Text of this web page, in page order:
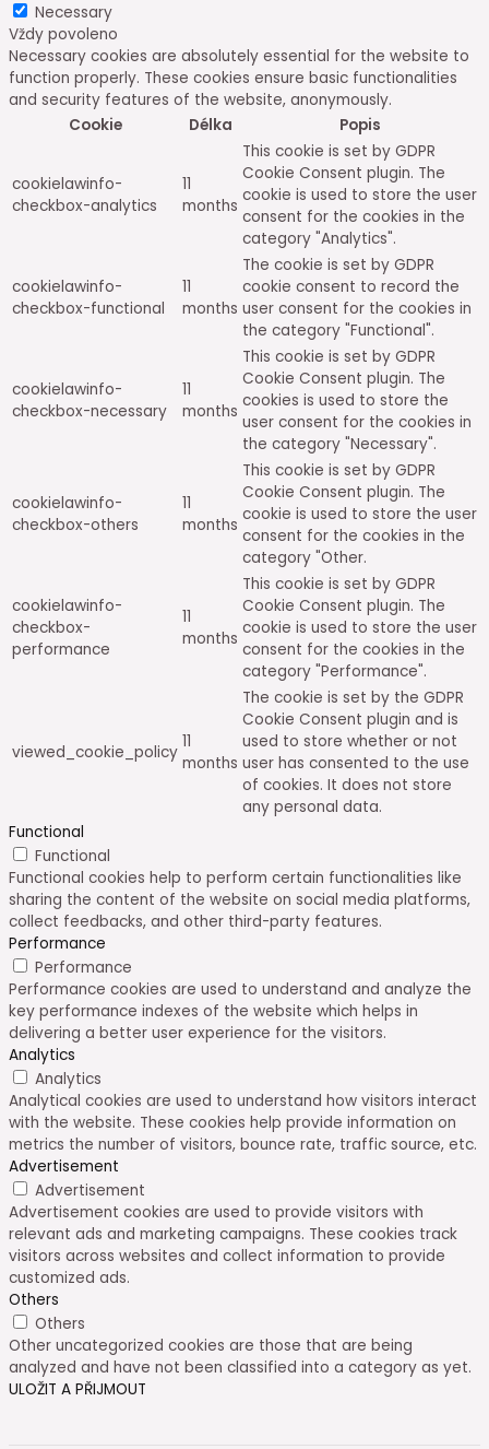
Necessary
Vždy povoleno
Necessary cookies are absolutely essential for the website to
function properly. These cookies ensure basic functionalities
and security features of the website, anonymously.
Cookie
Délka Popis
cookielawinfo-
checkbox-analytics
11
months
This cookie is set by GDPR
Cookie Consent plugin. The
cookie is used to store the user
consent for the cookies in the
category "Analytics".
cookielawinfo-
checkbox-functional
11
months
The cookie is set by GDPR
cookie consent to record the
user consent for the cookies in
the category "Functional".
cookielawinfo-
checkbox-necessary
11
months
This cookie is set by GDPR
Cookie Consent plugin. The
cookies is used to store the
user consent for the cookies in
the category "Necessary".
cookielawinfo-
checkbox-others
11
months
This cookie is set by GDPR
Cookie Consent plugin. The
cookie is used to store the user
consent for the cookies in the
category "Other.
cookielawinfo-
checkbox-
performance
11
months
This cookie is set by GDPR
Cookie Consent plugin. The
cookie is used to store the user
consent for the cookies in the
category "Performance".
viewed_cookie_policy
11
months
The cookie is set by the GDPR
Cookie Consent plugin and is
used to store whether or not
user has consented to the use
of cookies. It does not store
any personal data.
Functional
Functional
Functional cookies help to perform certain functionalities like
sharing the content of the website on social media platforms,
collect feedbacks, and other third-party features.
Performance
Performance
Performance cookies are used to understand and analyze the
key performance indexes of the website which helps in
delivering a better user experience for the visitors.
Analytics
Analytics
Analytical cookies are used to understand how visitors interact
with the website. These cookies help provide information on
metrics the number of visitors, bounce rate, traffic source, etc.
Advertisement
Advertisement
Advertisement cookies are used to provide visitors with
relevant ads and marketing campaigns. These cookies track
visitors across websites and collect information to provide
customized ads.
Others
Others
Other uncategorized cookies are those that are being
analyzed and have not been classified into a category as yet.
ULOŽIT A PŘIJMOUT